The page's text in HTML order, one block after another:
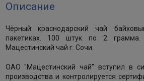
Описание
Чёрный краснодарский чай
пакетиках. 100 штук по 2 грамма.
Мацестинский чай г. Сочи.
ОАО "Мацестинский чай" вступил в
производства и контролируется